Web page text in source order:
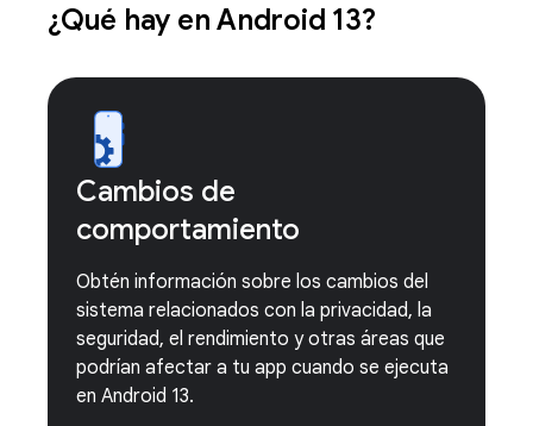
¿Qué hay en Android 13?
Cambios de
comportamiento
Obtén información sobre los cambios del
sistema relacionados con la privacidad, la
seguridad, el rendimiento y otras áreas que
podrían afectar a tu app cuando se ejecuta
en Android 13.